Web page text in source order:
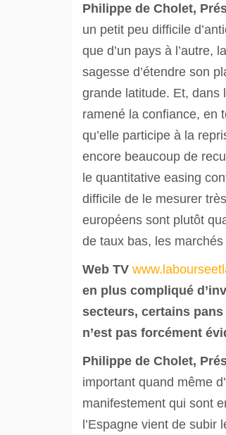
Philippe de Cholet,
un petit peu difficile
que d’un pays à l’autre,
sagesse d’étendre son
grande latitude. Et, dans
ramené la confiance, en
qu’elle participe à la
encore beaucoup de
le quantitative easing
difficile de le mesurer
européens sont plutôt
de taux bas, les
Web TV
en plus compliqué
secteurs, certains
n’est pas forcément
Philippe de Cholet,
important quand même
manifestement qui sont
l’Espagne vient de